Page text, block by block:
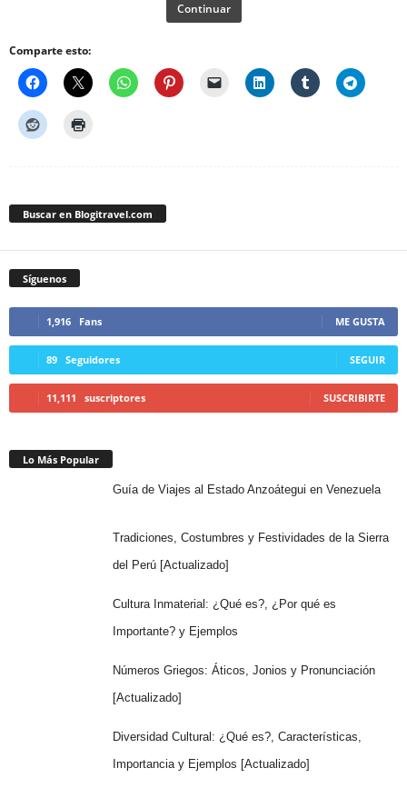
Continuar
Comparte esto:
Buscar en Blogitravel.com
Síguenos
1,916 Fans ME GUSTA
89 Seguidores SEGUIR
11,111 suscriptores SUSCRIBIRTE
Lo Más Popular
Guía de Viajes al Estado Anzoátegui en Venezuela
Tradiciones, Costumbres y Festividades de la Sierra
del Perú [Actualizado]
Cultura Inmaterial: ¿Qué es?, ¿Por qué es
Importante? y Ejemplos
Números Griegos: Áticos, Jonios y Pronunciación
[Actualizado]
Diversidad Cultural: ¿Qué es?, Características,
Importancia y Ejemplos [Actualizado]